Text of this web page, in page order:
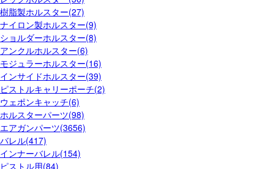
樹脂製ホルスター(27)
ナイロン製ホルスター(9)
ショルダーホルスター(8)
アンクルホルスター(6)
モジュラーホルスター(16)
インサイドホルスター(39)
ピストルキャリーポーチ(2)
ウェポンキャッチ(6)
ホルスターパーツ(98)
エアガンパーツ(3656)
バレル(417)
インナーバレル(154)
ピストル用(84)